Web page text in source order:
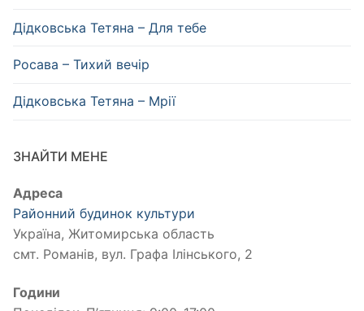
Дідковська Тетяна – Для тебе
Росава – Тихий вечір
Дідковська Тетяна – Мрії
ЗНАЙТИ МЕНЕ
Адреса
Районний будинок культури
Україна, Житомирська область
смт. Романів, вул. Графа Ілінського, 2
Години